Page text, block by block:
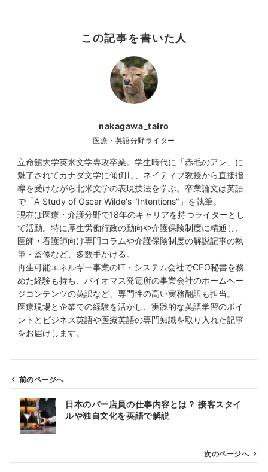
この記事を書いた人
nakagawa_tairo
医療・英語分野ライター
立命館大学英米文学専攻卒業。学生時代に「赤毛のアン」に
魅了されてカナダ文学に傾倒し、ネイティブ教授から直接指
導を受けながら北米文学の表現技法を学ぶ。卒業論文は英語
で「A Study of Oscar Wilde's "Intentions"」を執筆。
現在は医療・介護分野で18年のキャリアを持つライターとし
て活動。特に厚生労働行政の動向や介護保険制度に精通し、
医師・看護師向け専門コラムや介護保険制度の解説記事の執
筆・監修など、多数手がける。
再生可能エネルギー事業のIT・システム会社でCEO秘書を務
めた経験も持ち、バイオマス発電所の事業会社のホームペー
ジコンテンツの英訳など、専門性の高い実務翻訳も担当。
医療現場と企業での経験を活かし、実践的な英語学習のポイ
ントとビジネス英語や医療英語の専門知識を取り入れた記事
をお届けします。
前のページへ
日本のバー店員の仕事内容とは？ 接客スタイ
ルや独自文化を英語で解説
次のページへ